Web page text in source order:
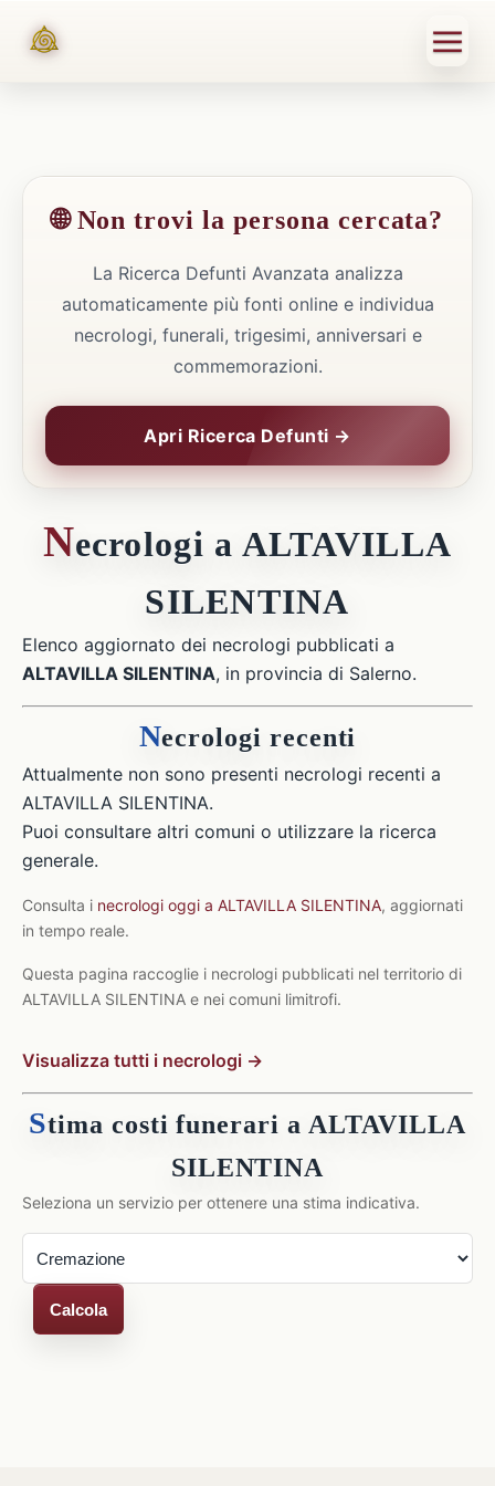
🌐 Non trovi la persona cercata?
La Ricerca Defunti Avanzata analizza
automaticamente più fonti online e individua
necrologi, funerali, trigesimi, anniversari e
commemorazioni.
Apri Ricerca Defunti →
Necrologi a ALTAVILLA
SILENTINA
Elenco aggiornato dei necrologi pubblicati a
ALTAVILLA SILENTINA, in provincia di Salerno.
Necrologi recenti
Attualmente non sono presenti necrologi recenti a
ALTAVILLA SILENTINA.
Puoi consultare altri comuni o utilizzare la ricerca
generale.
Consulta i necrologi oggi a ALTAVILLA SILENTINA, aggiornati
in tempo reale.
Questa pagina raccoglie i necrologi pubblicati nel territorio di
ALTAVILLA SILENTINA e nei comuni limitrofi.
Visualizza tutti i necrologi →
Stima costi funerari a ALTAVILLA
SILENTINA
Seleziona un servizio per ottenere una stima indicativa.
Calcola